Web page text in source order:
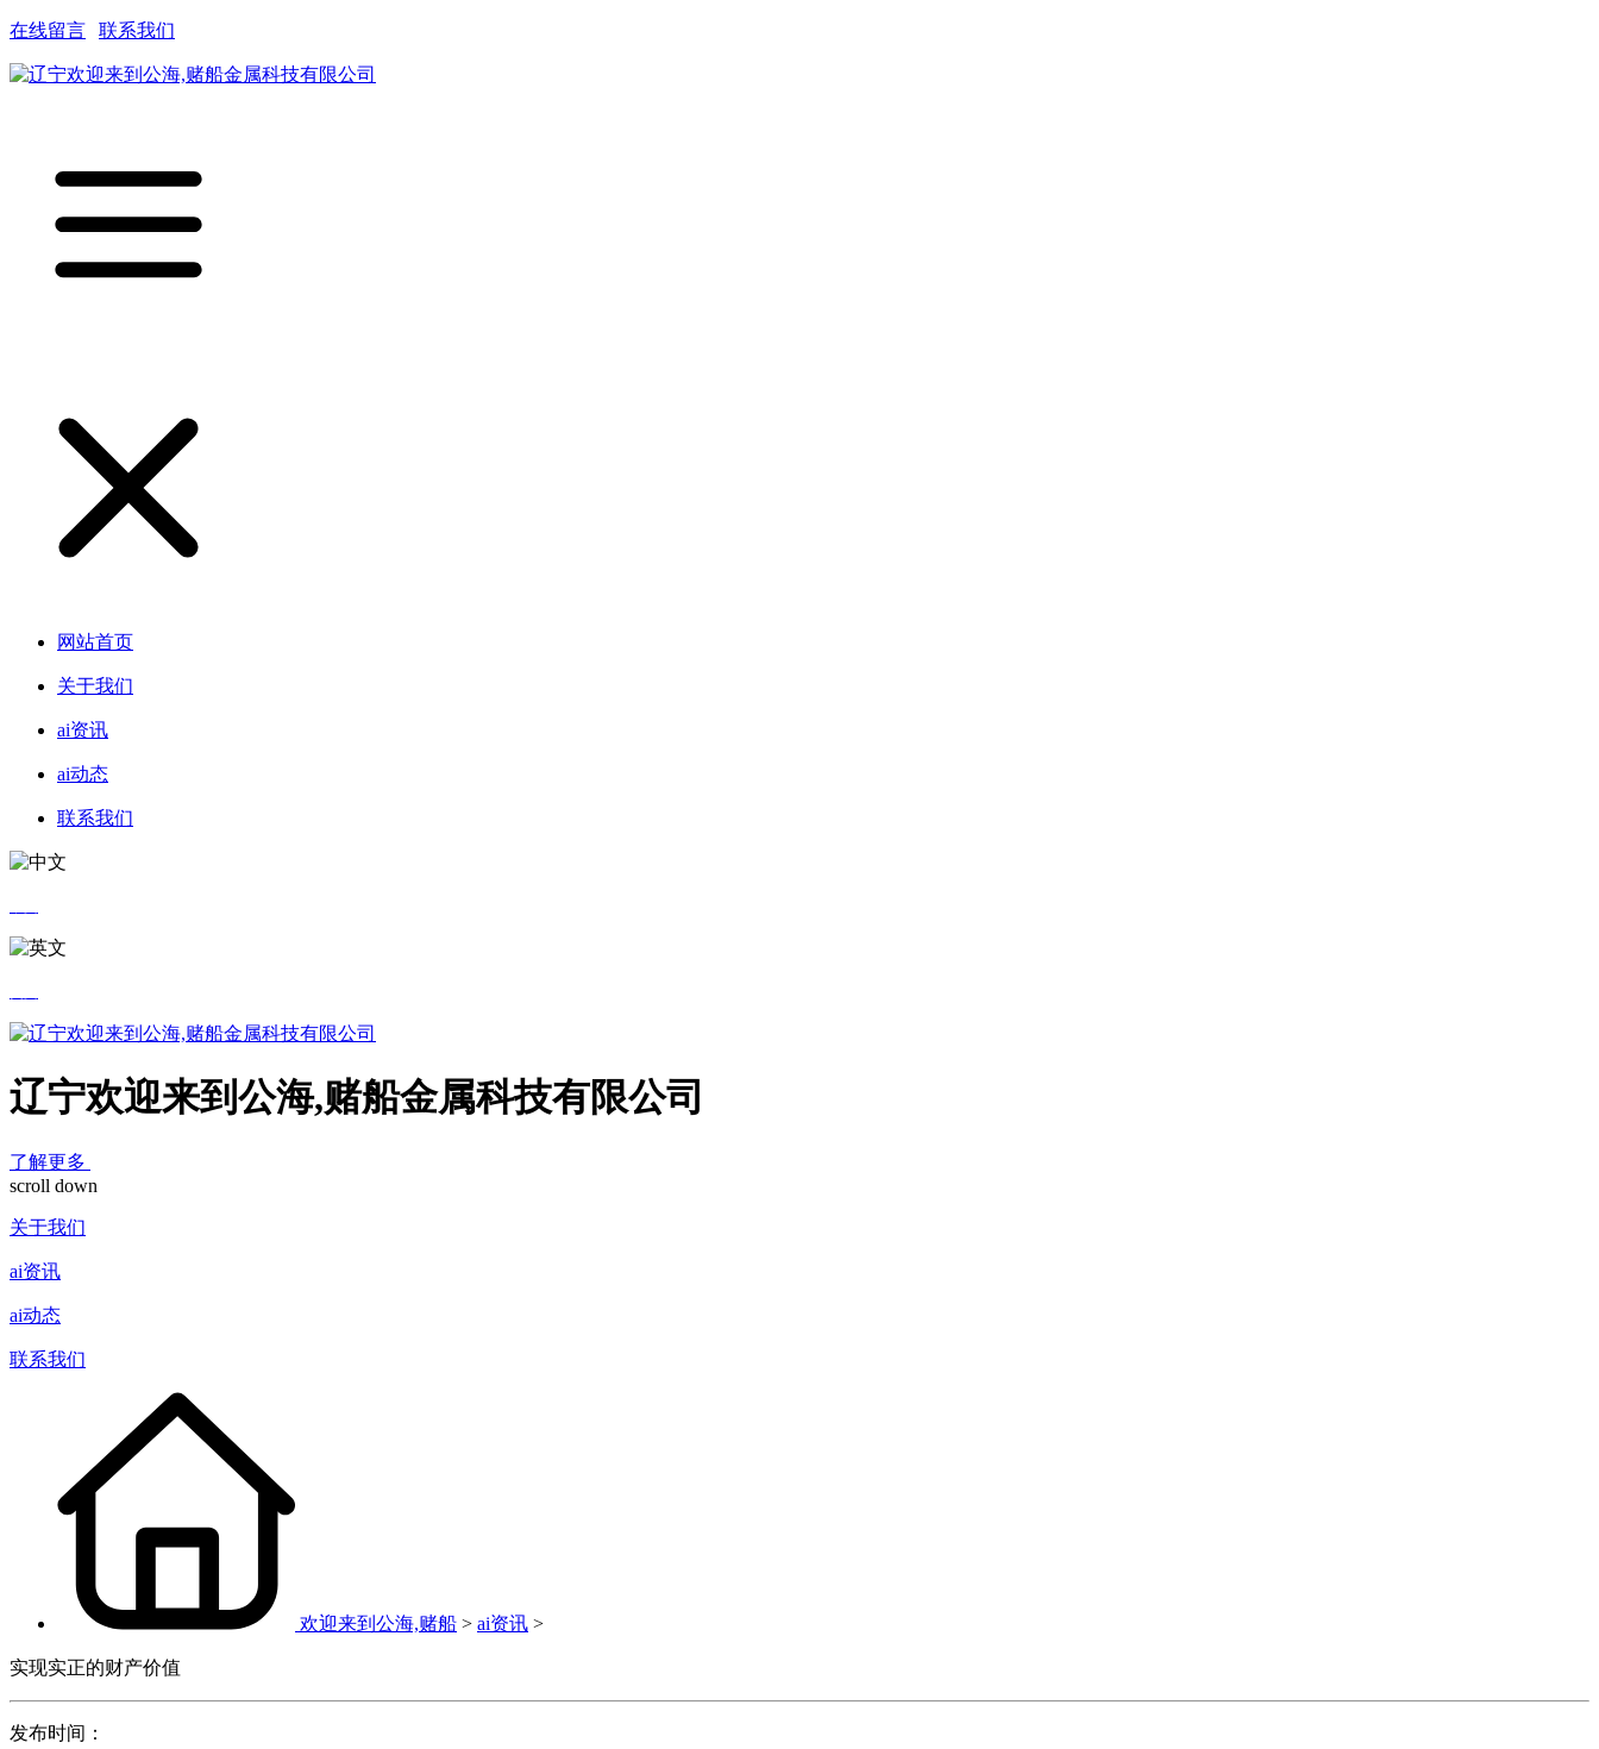
在线留言 联系我们
网站首页
关于我们
ai资讯
ai动态
联系我们
辽宁欢迎来到公海,赌船金属科技有限公司
了解更多
scroll down
关于我们
ai资讯
ai动态
联系我们
欢迎来到公海,赌船 > ai资讯 >
实现实正的财产价值
发布时间：